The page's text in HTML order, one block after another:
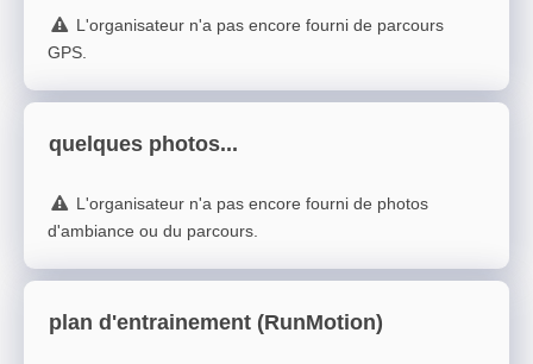
L'organisateur n'a pas encore fourni de parcours
GPS.
quelques photos...
L'organisateur n'a pas encore fourni de photos
d'ambiance ou du parcours.
plan d'entrainement (RunMotion)